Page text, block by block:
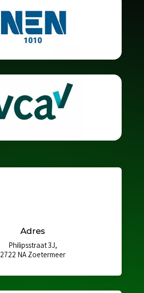
Adres
Philipsstraat 3J,
2722 NA Zoetermeer